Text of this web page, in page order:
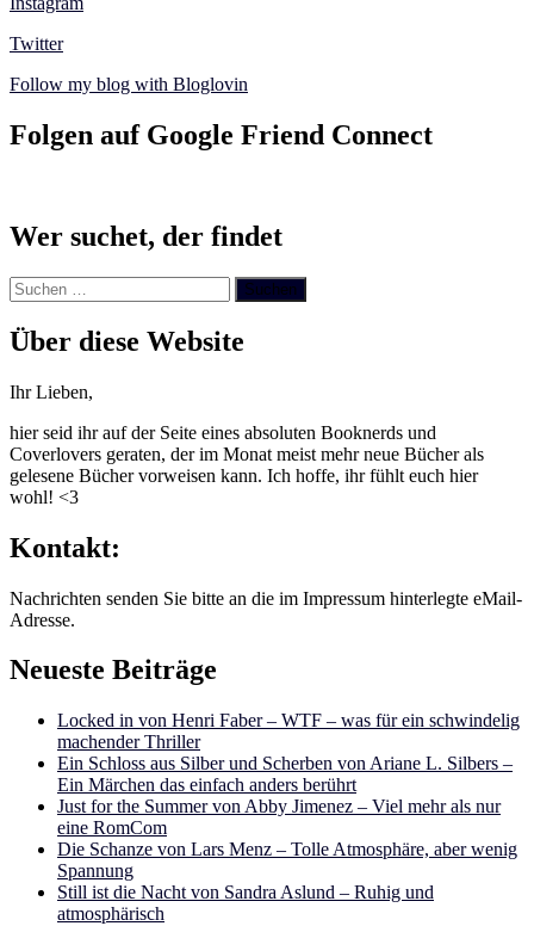
Twitter
Follow my blog with Bloglovin
Folgen auf Google Friend Connect
Wer suchet, der findet
Suchen
nach:
Über diese Website
Ihr Lieben,
hier seid ihr auf der Seite eines absoluten Booknerds und
Coverlovers geraten, der im Monat meist mehr neue Bücher als
gelesene Bücher vorweisen kann. Ich hoffe, ihr fühlt euch hier
wohl! <3
Kontakt:
Nachrichten senden Sie bitte an die im Impressum hinterlegte eMail-
Adresse.
Neueste Beiträge
Locked in von Henri Faber – WTF – was für ein schwindelig
machender Thriller
Ein Schloss aus Silber und Scherben von Ariane L. Silbers –
Ein Märchen das einfach anders berührt
Just for the Summer von Abby Jimenez – Viel mehr als nur
eine RomCom
Die Schanze von Lars Menz – Tolle Atmosphäre, aber wenig
Spannung
Still ist die Nacht von Sandra Aslund – Ruhig und
atmosphärisch